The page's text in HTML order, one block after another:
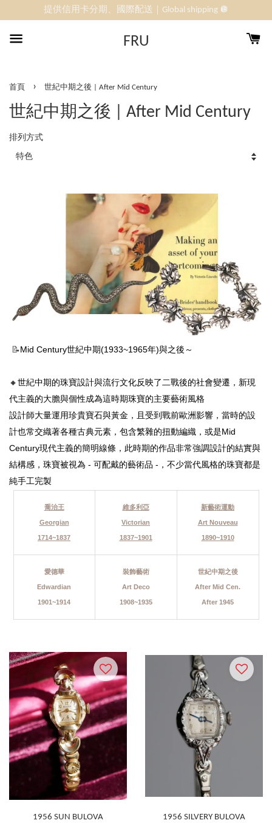
提供信用卡分期、國際配送｜Global shipping 🪩
FRU
首頁 › 世紀中期之後 | After Mid Century
世紀中期之後 | After Mid Century
排列方式
📝Mid Century世紀中期(1933~1965年)與之後～
🔸世紀中期的珠寶設計與流行文化反映了二戰後的社會變遷， 新現
代主義的大膽與個性成為這時期珠寶的主要藝術風格
設計師大量運用珍貴寶石與黃金，且受到戰前歐洲影響，當時的設
計也常交織著各種古典元素，包含繁雜的扭動編織，或是Mid
Century現代主義的簡明線條，此時期的作品非常強調設計的結實與
結構感，珠寶被視為 - 可配戴的藝術品 -，不少當代風格的珠寶都是
純手工完製
喬治王
Georgian
1714~1837
維多利亞
Victorian
1837~1901
新藝術運動
Art Nouveau
1890~1910
愛德華
Edwardian
1901~1914
裝飾藝術
Art Deco
​1908~1935
世紀中期之後
After Mid Cen.
After 1945
1956 SUN BULOVA 1956 SILVERY BULOVA